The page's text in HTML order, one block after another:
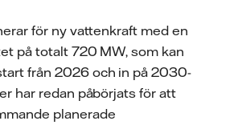
för ny vattenkraft med en
på totalt 720 MW, som kan
från 2026 och in på 2030-
har redan påbörjats för att
planerade